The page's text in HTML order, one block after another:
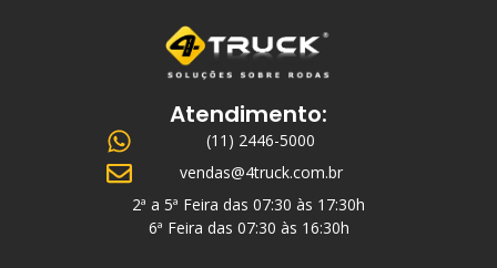
Atendimento:
(11) 2446-5000
vendas@4truck.com.br
2ª a 5ª Feira das 07:30 às 17:30h
6ª Feira das 07:30 às 16:30h